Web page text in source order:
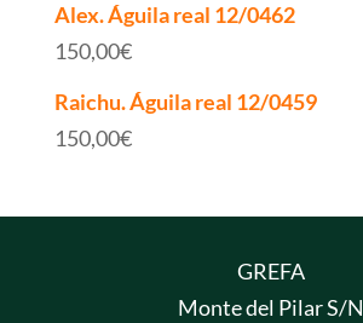
Alex. Águila real 12/0462
150,00€
Raichu. Águila real 12/0459
150,00€
GREFA
Monte del Pilar S/N